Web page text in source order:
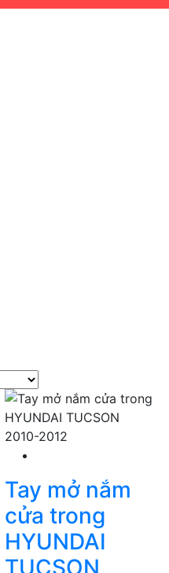
Tay mở nắm
cửa trong
HYUNDAI
TUCSON